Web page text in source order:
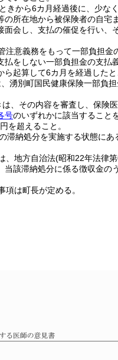
きから6カ月経過後に、少
の所在地から被保険者の自
会し、支払の催促を行い、
注意義務をもって一部負担
をしない一部負担金の支
起算して6カ月を経過した
湧別町国民健康保険一部負
、その内容を審査し、保険
号のいずれかに該当すること
を超えること。
納処分を実施する状態にあ
、地方自治法(昭和22年法律
該滞納処分に係る徴収金の
項は町長が定める。